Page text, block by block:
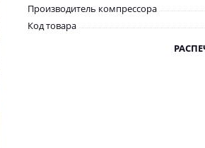
Производитель компрессора
Код товара